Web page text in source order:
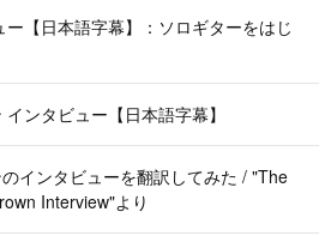
【日本語字幕】：ソロギターをはじ
ンタビュー【日本語字幕】
インタビューを翻訳してみた / "The
Interview"より